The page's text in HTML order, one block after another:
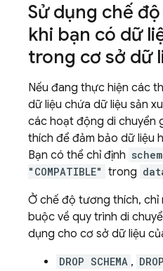
Sử dụng chế
khi bạn có dữ
trong cơ sở dữ
Nếu đang thực hiện các
dữ liệu chứa dữ liệu sản
các hoạt động di chuyển
thích để đảm bảo dữ liệu
Bạn có thể chỉ định
"COMPATIBLE" trong
Ở chế độ tương thích,
buộc về quy trình di
dụng cho cơ sở dữ liệu
DROP SCHEMA ,